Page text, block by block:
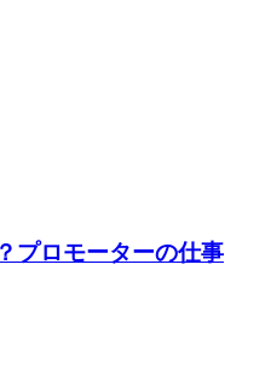
プロモーターの仕事